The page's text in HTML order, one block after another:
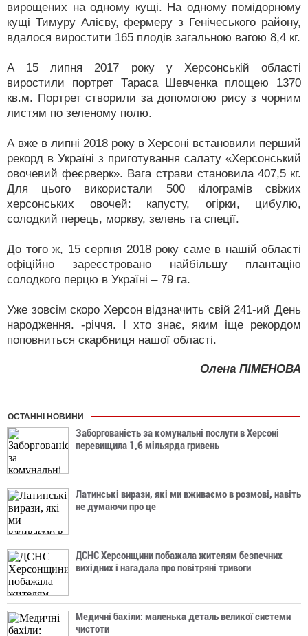
вирощених на одному кущі. На одному помідорному
кущі Тимуру Алієву, фермеру з Генічеського району,
вдалося виростити 165 плодів загальною вагою 8,4 кг.
А 15 липня 2017 року у Херсонській області
виростили портрет Тараса Шевченка площею 1370
кв.м. Портрет створили за допомогою рису з чорним
листям по зеленому полю.
А вже в липні 2018 року в Херсоні встановили перший
рекорд в Україні з приготування салату «Херсонський
овочевий феєрверк». Вага страви становила 407,5 кг.
Для цього використали 500 кілограмів свіжих
херсонських овочей: капусту, огірки, цибулю,
солодкий перець, моркву, зелень та спеції.
До того ж, 15 серпня 2018 року саме в нашій області
офіційно зареєстровано найбільшу плантацію
солодкого перцю в Україні – 79 га.
Уже зовсім скоро Херсон відзначить свій 241-ий День
народження. -річчя. І хто знає, яким іще рекордом
поповниться скарбниця нашої області.
Олена ПІМЕНОВА
ОСТАННІ НОВИНИ
Заборгованість за комунальні послуги в Херсоні
перевищила 1,6 мільярда гривень
Латинські вирази, які ми вживаємо в розмові, навіть
не думаючи про це
ДСНС Херсонщини побажала жителям безпечних
вихідних і нагадала про повітряні тривоги
Медичні бахіли: маленька деталь великої системи
чистоти